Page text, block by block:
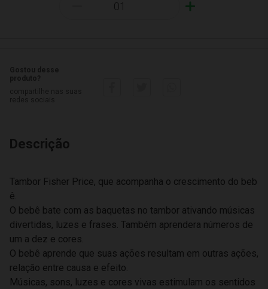
+
Descrição
Tambor Fisher Price, que acompanha o crescimento do beb
ê.
O bebê bate com as baquetas no tambor ativando músicas
divertidas, luzes e frases. Também aprendera números de
um a dez e cores.
O bebê aprende que suas ações resultam em outras ações,
relação entre causa e efeito.
Músicas, sons, luzes e cores vivas estimulam os sentidos